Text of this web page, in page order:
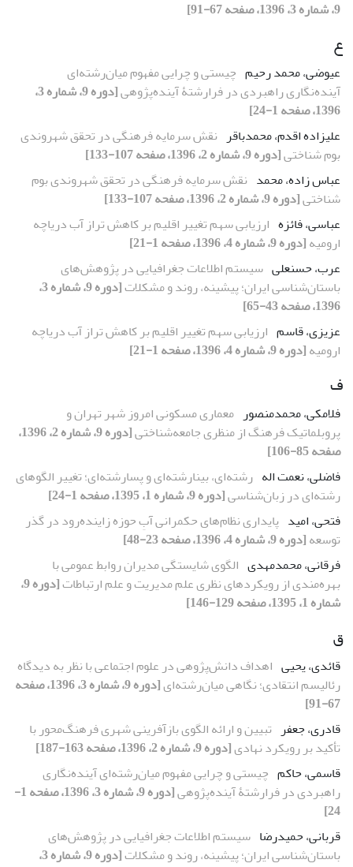
9، شماره 3، 1396، صفحه 67-91]
ع
عیوضی، محمد رحیم چیستی و چرایی مفهوم میان‌رشته‌ای
آینده‌نگاری راهبردی در فرارشتۀ آینده‌پژوهی
[دوره 9، شماره 3،
1396، صفحه 1-24]
علیزاده اقدم، محمدباقر نقش سرمایه فرهنگی در تحقق شهروندی
بوم شناختی[دوره 9، شماره 2، 1396، صفحه 107-133]
عباس زاده، محمد نقش سرمایه فرهنگی در تحقق شهروندی بوم
شناختی[دوره 9، شماره 2، 1396، صفحه 107-133]
عباسی، فائزه ارزیابی سهم تغییر اقلیم بر کاهش تراز آب دریاچه
ارومیه[دوره 9، شماره 4، 1396، صفحه 1-21]
عرب، حسنعلی سیستم اطلاعات جغرافیایی در پژوهش‌های
باستان‌شناسی ایران؛ پیشینه، روند و مشکلات
[دوره 9، شماره 3،
1396، صفحه 43-65]
عزیزی، قاسم ارزیابی سهم تغییر اقلیم بر کاهش تراز آب دریاچه
ارومیه[دوره 9، شماره 4، 1396، صفحه 1-21]
ف
فلامکی، محمدمنصور معماری مسکونی امروز شهر تهران و
پروبلماتیک فرهنگ از منظری جامعه‌شناختی
[دوره 9، شماره 2، 1396،
صفحه 85-106]
فاضلی، نعمت اله رشته‌ای، بینارشته‌ای و پسارشته‌ای؛ تغییر الگوهای
رشته‌ای در زبان‌شناسی[دوره 9، شماره 1، 1395، صفحه 1-24]
فتحی، امید پایداری نظام‌های حکمرانی آبِ حوزه زاینده‌رود در گذر
توسعه[دوره 9، شماره 4، 1396، صفحه 23-48]
فرقانی، محمدمهدی الگوی شایستگی مدیران روابط عمومی با
بهره‌مندی از رویکردهای نظری علم مدیریت و علم ارتباطات
[دوره 9،
شماره 1، 1395، صفحه 129-146]
ق
قائدی، یحیی اهداف دانش‌پژوهی در علوم‌ اجتماعی با نظر به دیدگاه
رئالیسم انتقادی؛ نگاهی میان‌رشته‌ای
[دوره 9، شماره 3، 1396، صفحه
67-91]
قادری، جعفر تبیین و ارائه الگوی بازآفرینی شهری فرهنگ‌محور با
تأکید بر رویکرد نهادی[دوره 9، شماره 2، 1396، صفحه 163-187]
قاسمی، حاکم چیستی و چرایی مفهوم میان‌رشته‌ای آینده‌نگاری
راهبردی در فرارشتۀ آینده‌پژوهی
[دوره 9، شماره 3، 1396، صفحه 1-
24]
قربانی، حمیدرضا سیستم اطلاعات جغرافیایی در پژوهش‌های
باستان‌شناسی ایران؛ پیشینه، روند و مشکلات
[دوره 9، شماره 3،